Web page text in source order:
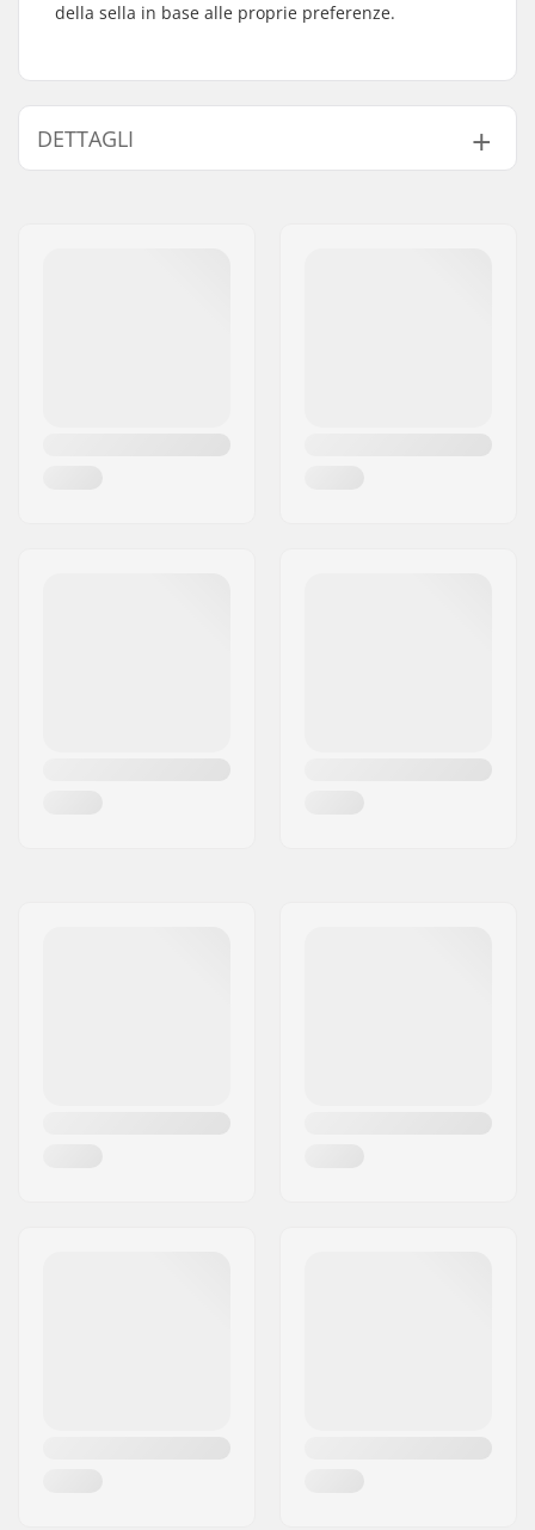
della sella in base alle proprie preferenze.
DETTAGLI